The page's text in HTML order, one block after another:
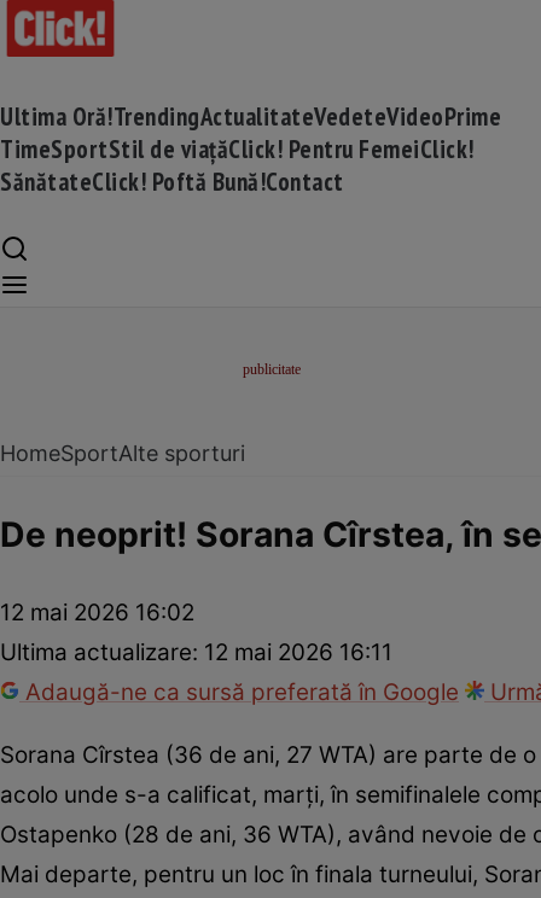
Ultima Oră!TrendingActualitateVedeteVideoPrime
TimeSportStil de viațăClick! Pentru FemeiClick!
SănătateClick! Poftă Bună!Contact
HomeSportAlte sporturi
De neoprit! Sorana Cîrstea, în
12 mai 2026 16:02
Ultima actualizare: 12 mai 2026 16:11
Adaugă-ne ca sursă preferată în Google
Sorana Cîrstea (36 de ani, 27 WTA) are parte de
acolo unde s-a calificat, marți, în semifinalele
Ostapenko (28 de ani, 36 WTA), având nevoie
Mai departe, pentru un loc în finala turneului,